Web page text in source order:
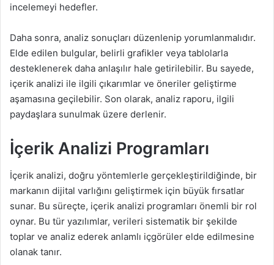
incelemeyi hedefler.
Daha sonra, analiz sonuçları düzenlenip yorumlanmalıdır.
Elde edilen bulgular, belirli grafikler veya tablolarla
desteklenerek daha anlaşılır hale getirilebilir. Bu sayede,
içerik analizi ile ilgili çıkarımlar ve öneriler geliştirme
aşamasına geçilebilir. Son olarak, analiz raporu, ilgili
paydaşlara sunulmak üzere derlenir.
İçerik Analizi Programları
İçerik analizi, doğru yöntemlerle gerçekleştirildiğinde, bir
markanın dijital varlığını geliştirmek için büyük fırsatlar
sunar. Bu süreçte, içerik analizi programları önemli bir rol
oynar. Bu tür yazılımlar, verileri sistematik bir şekilde
toplar ve analiz ederek anlamlı içgörüler elde edilmesine
olanak tanır.